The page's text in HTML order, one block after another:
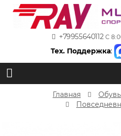
+79955640112 С
Тех. Поддержка:
Главная
Обувь